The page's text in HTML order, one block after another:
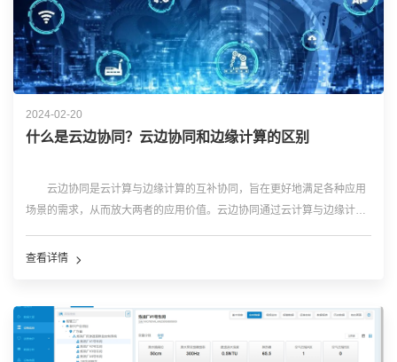
2024-02-20
什么是云边协同？云边协同和边缘计算的区别
云边协同是云计算与边缘计算的互补协同，旨在更好地满足各种应用
场景的需求，从而放大两者的应用价值。云边协同通过云计算与边缘计算
数据处理、数据分析、智能决策等。 在云边协同中，云计算和边缘计
查看详情